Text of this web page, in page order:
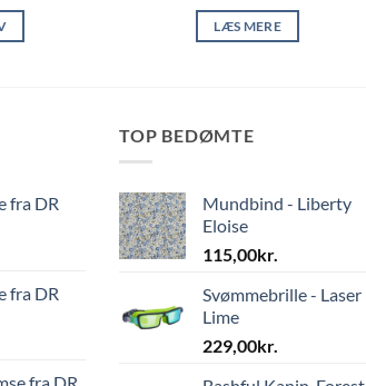
LÆS MERE
fra DR
fra DR
TOP BEDØMTE
Mundbind - Liberty
Eloise
115,00kr.
Svømmebrille - Laser
Lime
229,00kr.